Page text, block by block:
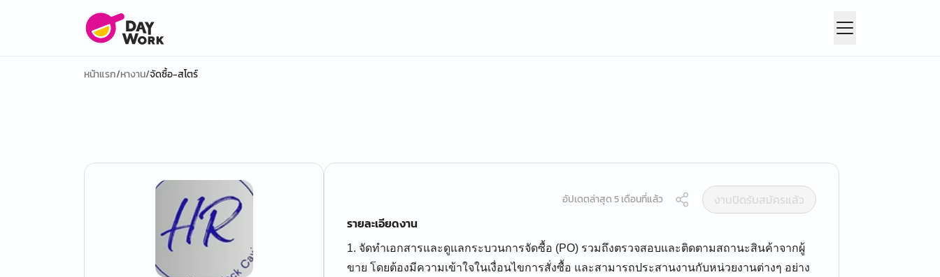
หน้าแรก/หางาน/จัดซื้อ-สโตร์
อัปเดตล่าสุด 5 เดือนที่แล้ว
งานปิดรับสมัครแล้ว
รายละเอียดงาน
1. จัดทำเอกสารและดูแลกระบวนการจัดซื้อ (PO) รวมถึงตรวจสอบและติดตามสถานะสินค้าจากผู้
ขาย โดยต้องมีความเข้าใจในเงื่อนไขการสั่งซื้อ และสามารถประสานงานกับหน่วยงานต่างๆ อย่าง